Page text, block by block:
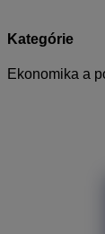
Kategórie
Ekonomika a